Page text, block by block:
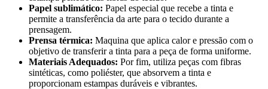
Papel sublimático: Papel especial que recebe a tinta e
permite a transferência da arte para o tecido durante a
prensagem.
Prensa térmica: Maquina que aplica calor e pressão com o
objetivo de transferir a tinta para a peça de forma uniforme.
Materiais Adequados: Por fim, utiliza peças com fibras
sintéticas, como poliéster, que absorvem a tinta e
proporcionam estampas duráveis e vibrantes.